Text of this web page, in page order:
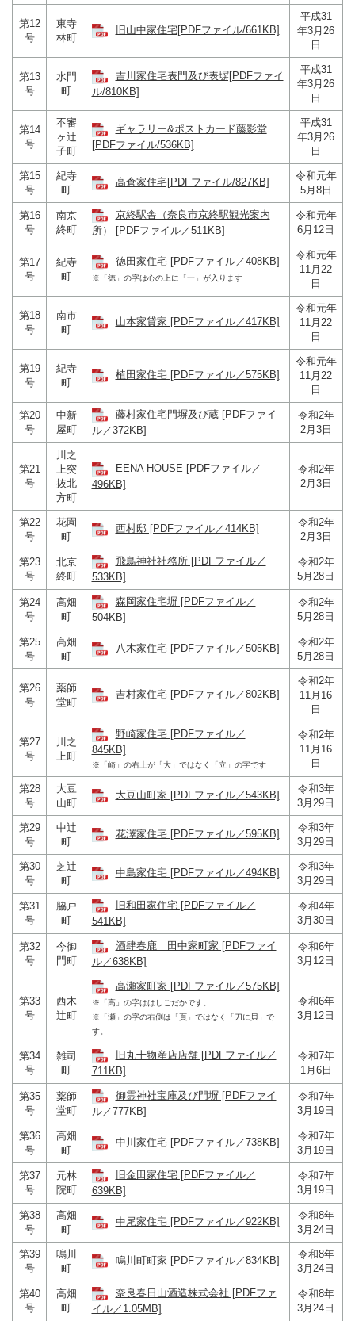
第12
号
東寺
林町
旧山中家住宅[PDFファイル/661KB]
平成31
年3月26
日
第13
号
水門
町
吉川家住宅表門及び表塀[PDFファイ
ル/810KB]
平成31
年3月26
日
第14
号
不審
ヶ辻
子町
ギャラリー&ポストカード藤影堂
[PDFファイル/536KB]
平成31
年3月26
日
第15
号
紀寺
町
高倉家住宅[PDFファイル/827KB]
令和元年
5月8日
第16
号
南京
終町
京終駅舎（奈良市京終駅観光案内
所） [PDFファイル／511KB]
令和元年
6月12日
第17
号
紀寺
町
徳田家住宅 [PDFファイル／408KB]
※「徳」の字は心の上に「一」が入ります
令和元年
11月22
日
第18
号
南市
町
山本家貸家 [PDFファイル／417KB]
令和元年
11月22
日
第19
号
紀寺
町
植田家住宅 [PDFファイル／575KB]
令和元年
11月22
日
第20
号
中新
屋町
藤村家住宅門塀及び蔵 [PDFファイ
ル／372KB]
令和2年
2月3日
第21
号
川之
上突
抜北
方町
EENA HOUSE [PDFファイル／
496KB]
令和2年
2月3日
第22
号
花園
町
西村邸 [PDFファイル／414KB]
令和2年
2月3日
第23
号
北京
終町
飛鳥神社社務所 [PDFファイル／
533KB]
令和2年
5月28日
第24
号
高畑
町
森岡家住宅塀 [PDFファイル／
504KB]
令和2年
5月28日
第25
号
高畑
町
八木家住宅 [PDFファイル／505KB]
令和2年
5月28日
第26
号
薬師
堂町
吉村家住宅 [PDFファイル／802KB]
令和2年
11月16
日
第27
号
川之
上町
野崎家住宅 [PDFファイル／
845KB]
※「崎」の右上が「大」ではなく「立」の字です
令和2年
11月16
日
第28
号
大豆
山町
大豆山町家 [PDFファイル／543KB]
令和3年
3月29日
第29
号
中辻
町
花澤家住宅 [PDFファイル／595KB]
令和3年
3月29日
第30
号
芝辻
町
中島家住宅 [PDFファイル／494KB]
令和3年
3月29日
第31
号
脇戸
町
旧和田家住宅 [PDFファイル／
541KB]
令和4年
3月30日
第32
号
今御
門町
酒肆春鹿 田中家町家 [PDFファイ
ル／638KB]
令和6年
3月12日
第33
号
西木
辻町
高瀬家町家 [PDFファイル／575KB]
※「高」の字ははしごだかです。
※「瀬」の字の右側は「頁」ではなく「刀に貝」で
す。​
令和6年
3月12日
第34
号
雑司
町
旧丸十物産店店舗 [PDFファイル／
711KB]
令和7年
1月6日
第35
号
薬師
堂町
御霊神社宝庫及び門塀 [PDFファイ
ル／777KB]
令和7年
3月19日
第36
号
高畑
町
中川家住宅 [PDFファイル／738KB]
令和7年
3月19日
第37
号
元林
院町
旧金田家住宅 [PDFファイル／
639KB]
令和7年
3月19日
第38
号
高畑
町
中尾家住宅 [PDFファイル／922KB]
令和8年
3月24日
第39
号
鳴川
町
鳴川町町家 [PDFファイル／834KB]
令和8年
3月24日
第40
号
高畑
町
奈良春日山酒造株式会社 [PDFファ
イル／1.05MB]
令和8年
3月24日